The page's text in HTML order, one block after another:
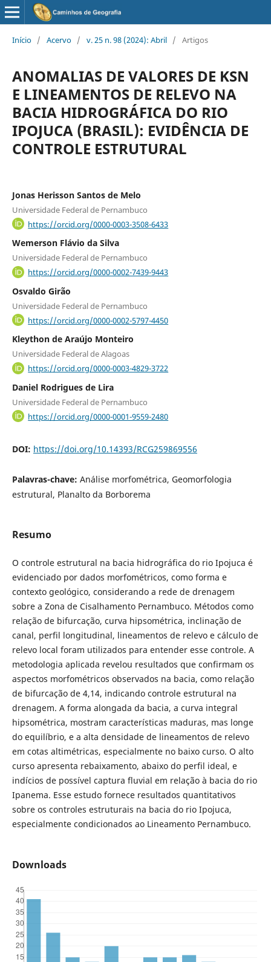
Início / Acervo / v. 25 n. 98 (2024): Abril / Artigos
ANOMALIAS DE VALORES DE KSN
E LINEAMENTOS DE RELEVO NA
BACIA HIDROGRÁFICA DO RIO
IPOJUCA (BRASIL): EVIDÊNCIA DE
CONTROLE ESTRUTURAL
Jonas Herisson Santos de Melo
Universidade Federal de Pernambuco
https://orcid.org/0000-0003-3508-6433
Wemerson Flávio da Silva
Universidade Federal de Pernambuco
https://orcid.org/0000-0002-7439-9443
Osvaldo Girão
Universidade Federal de Pernambuco
https://orcid.org/0000-0002-5797-4450
Kleython de Araújo Monteiro
Universidade Federal de Alagoas
https://orcid.org/0000-0003-4829-3722
Daniel Rodrigues de Lira
Universidade Federal de Pernambuco
https://orcid.org/0000-0001-9559-2480
DOI: https://doi.org/10.14393/RCG259869556
Palavras-chave: Análise morfométrica, Geomorfologia
estrutural, Planalto da Borborema
Resumo
O controle estrutural na bacia hidrográfica do rio Ipojuca é
evidenciado por dados morfométricos, como forma e
contexto geológico, considerando a rede de drenagem
sobre a Zona de Cisalhamento Pernambuco. Métodos como
relação de bifurcação, curva hipsométrica, inclinação de
canal, perfil longitudinal, lineamentos de relevo e cálculo de
relevo local foram utilizados para entender esse controle. A
metodologia aplicada revelou resultados que confirmam os
aspectos morfométricos observados na bacia, como relação
de bifurcação de 4,14, indicando controle estrutural na
drenagem. A forma alongada da bacia, a curva integral
hipsométrica, mostram características maduras, mas longe
do equilíbrio, e a alta densidade de lineamentos de relevo
em cotas altimétricas, especialmente no baixo curso. O alto
curso apresenta rebaixamento, abaixo do perfil ideal, e
indícios de possível captura fluvial em relação à bacia do rio
Ipanema. Esse estudo fornece resultados quantitativos
sobre os controles estruturais na bacia do rio Ipojuca,
especialmente condicionados ao Lineamento Pernambuco.
Downloads